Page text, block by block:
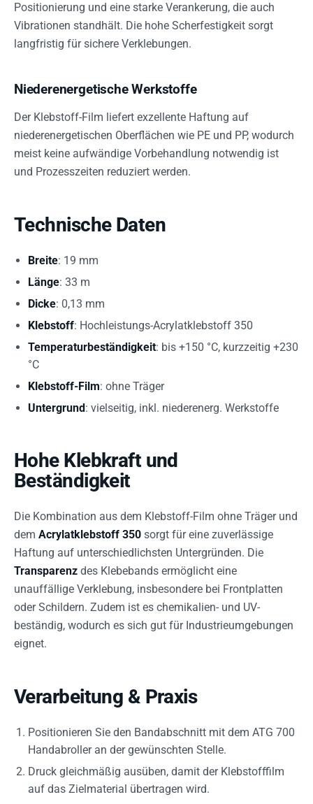
Positionierung und eine starke Verankerung, die auch
Vibrationen standhält. Die hohe Scherfestigkeit sorgt
langfristig für sichere Verklebungen.
Niederenergetische Werkstoffe
Der Klebstoff-Film liefert exzellente Haftung auf
niederenergetischen Oberflächen wie PE und PP, wodurch
meist keine aufwändige Vorbehandlung notwendig ist
und Prozesszeiten reduziert werden.
Technische Daten
Breite: 19 mm
Länge: 33 m
Dicke: 0,13 mm
Klebstoff: Hochleistungs-Acrylatklebstoff 350
Temperaturbeständigkeit: bis +150 °C, kurzzeitig +230
°C
Klebstoff-Film: ohne Träger
Untergrund: vielseitig, inkl. niederenerg. Werkstoffe
Hohe Klebkraft und
Beständigkeit
Die Kombination aus dem Klebstoff-Film ohne Träger und
dem Acrylatklebstoff 350 sorgt für eine zuverlässige
Haftung auf unterschiedlichsten Untergründen. Die
Transparenz des Klebebands ermöglicht eine
unauffällige Verklebung, insbesondere bei Frontplatten
oder Schildern. Zudem ist es chemikalien- und UV-
beständig, wodurch es sich gut für Industrieumgebungen
eignet.
Verarbeitung & Praxis
Positionieren Sie den Bandabschnitt mit dem ATG 700
Handabroller an der gewünschten Stelle.
Druck gleichmäßig ausüben, damit der Klebstofffilm
auf das Zielmaterial übertragen wird.